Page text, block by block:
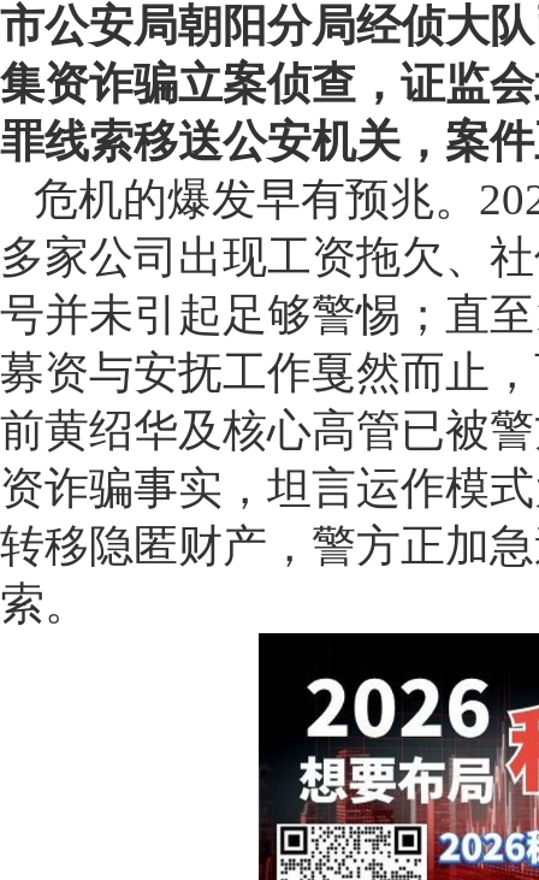
市公安局朝阳分局经侦大
集资诈骗立案侦查，证监
罪线索移送公安机关，案
危机的爆发早有预兆。
多家公司出现工资拖欠、
号并未引起足够警惕；直
募资与安抚工作戛然而止
前黄绍华及核心高管已被
资诈骗事实，坦言运作模
转移隐匿财产，警方正加
索。